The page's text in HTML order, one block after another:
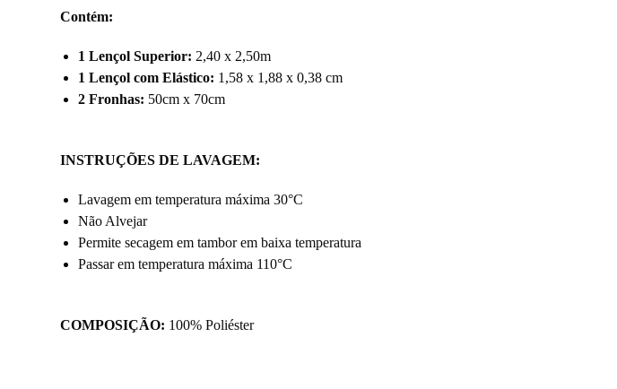
Contém:
1 Lençol Superior:2,40 x 2,50m
1 Lençol com Elástico: 1,58 x 1,88 x 0,38 cm
2 Fronhas: 50cm x 70cm
INSTRUÇÕES DE LAVAGEM:
Lavagem em temperatura máxima 30°C
Não Alvejar
Permite secagem em tambor em baixa temperatura
Passar em temperatura máxima 110°C
COMPOSIÇÃO: 100% Poliéster